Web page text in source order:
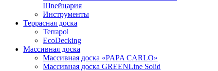
Швейцария
Инструменты
Террасная доска
Terrapol
EcoDecking
Массивная доска
Массивная доска «PAPA CARLO»
Массивная доска GREENLine Solid